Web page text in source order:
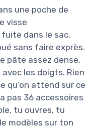
une poche de
visse
fuite dans le sac,
sans faire exprès.
pâte assez dense,
les doigts. Rien
qu’on attend sur ce
pas 36 accessoires
tu ouvres, tu
modèles sur ton